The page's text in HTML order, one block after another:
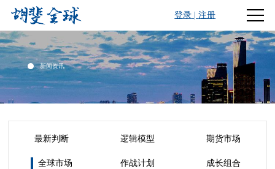
登录 |注册
新闻资讯
最新判断 逻辑模型 期货市场
全球市场 作战计划 成长组合